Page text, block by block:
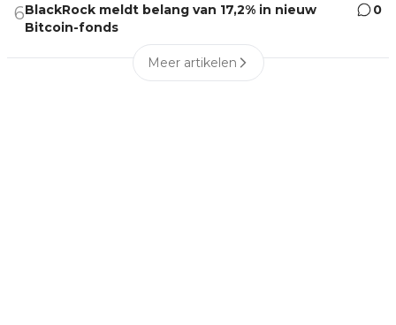
6BlackRock meldt belang van 17,2% in nieuw
Bitcoin-fonds
0
Meer artikelen